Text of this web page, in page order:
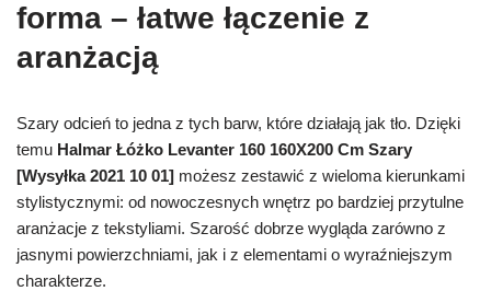
forma – łatwe łączenie z
aranżacją
Szary odcień to jedna z tych barw, które działają jak tło. Dzięki
temu Halmar Łóżko Levanter 160 160X200 Cm Szary
[Wysyłka 2021 10 01] możesz zestawić z wieloma kierunkami
stylistycznymi: od nowoczesnych wnętrz po bardziej przytulne
aranżacje z tekstyliami. Szarość dobrze wygląda zarówno z
jasnymi powierzchniami, jak i z elementami o wyraźniejszym
charakterze.